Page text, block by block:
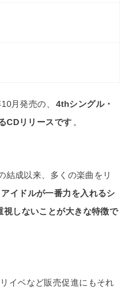
月発売の、 4thシングル・
CDリリースです 。
結成以来、多くの楽曲をリ
アイドルが一番力を入れるシ
視しないことが大きな特徴で
イベなど販売促進にもそれ